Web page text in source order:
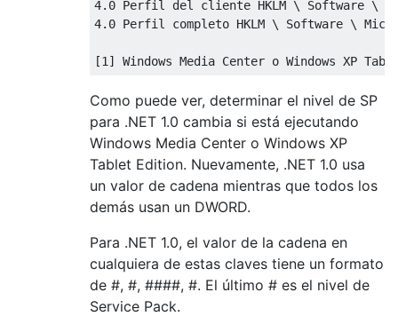
4.0 Perfil del cliente HKLM \ Software \
4.0 Perfil completo HKLM \ Software \
Como puede ver, determinar el nivel de SP
para .NET 1.0 cambia si está ejecutando
Windows Media Center o Windows XP
Tablet Edition. Nuevamente, .NET 1.0 usa
un valor de cadena mientras que todos los
demás usan un DWORD.
Para .NET 1.0, el valor de la cadena en
cualquiera de estas claves tiene un formato
de #, #, ####, #. El último # es el nivel de
Service Pack.